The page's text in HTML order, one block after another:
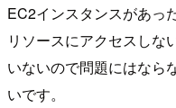
EC2インスタンスがあっ
リソースにアクセスしな
いないので問題にはなら
いです。